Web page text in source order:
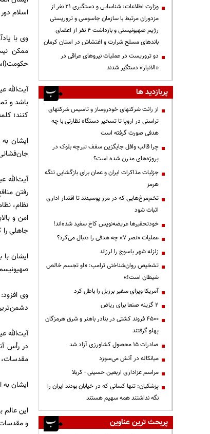
اسلام
وی با
ممکن
آیت‌الله
باشد و
کنند؛
ایشان
آیت‌الله
رفتن
نظام،
امن و
جاهلی
ایشان با
وی
آیت‌الله
در رأس
ایشان
این عالم
و مقدسات
وزارت اطلاعات: شناسایی و دستگیری ۲۱ نفر از
مزدوران مرتبط با سازمان جاسوسی و تروریستی
رژیم صهیونیستی و بازداشت ۴ نفر از اعضای
باندهای مسلح شرارت و اغتشاش در استان کرمان
دو تروریست در عملیات نیروهای عراقی در
«الانبار» دستگیر شدند
پربازدید ها
از رانت‌ شرکتهای خودروساز و تاسیس شرکتهای
تراستی در اروپا تا تسخیر دستگاه نظارتی با چه
هدفی صورت گرفته است
چرا قالب وافل جایگزین سقف تیرچه بلوک در
پروژه‌های مدرن شده است؟
جزئیات مذاکرات ایران و عمان برای بازگشایی تنگه
هرمز
تخم‌مرغ‌هایی که در مرز پوسیدند تا اقتدار اداری
اثبات شود
خودتحقیرها عریضه‌نویس کاخ سفید شده‌اند!
عملیات «نصر ۷» چه هدفی را دنبال می‌کرد؟
زلزله شهر یاسوج را لرزاند
تشخیص روان‌شناختی ترامپ: «او تجسم خالص
شیطان است!»
آمریکا ویزای سفیر برزیل را باطل کرد
۲ گزینه صنعا برای ریاض
۴۵۰۰ فروند کشتی در بنادر باهنر و شرق هرمزگان
پهلو گرفتند
صادرات ۱۵ محصول کشاورزی آزاد شد
میانکاله در آتش می‌سوزد
مراسم عزاداری اربعین حسینی - کربلا
پزشکیان: تنها کسانی که در خیابان بودند ایران را
نگه نداشتند همه سهیم هستند
پربحث ترین عناوین